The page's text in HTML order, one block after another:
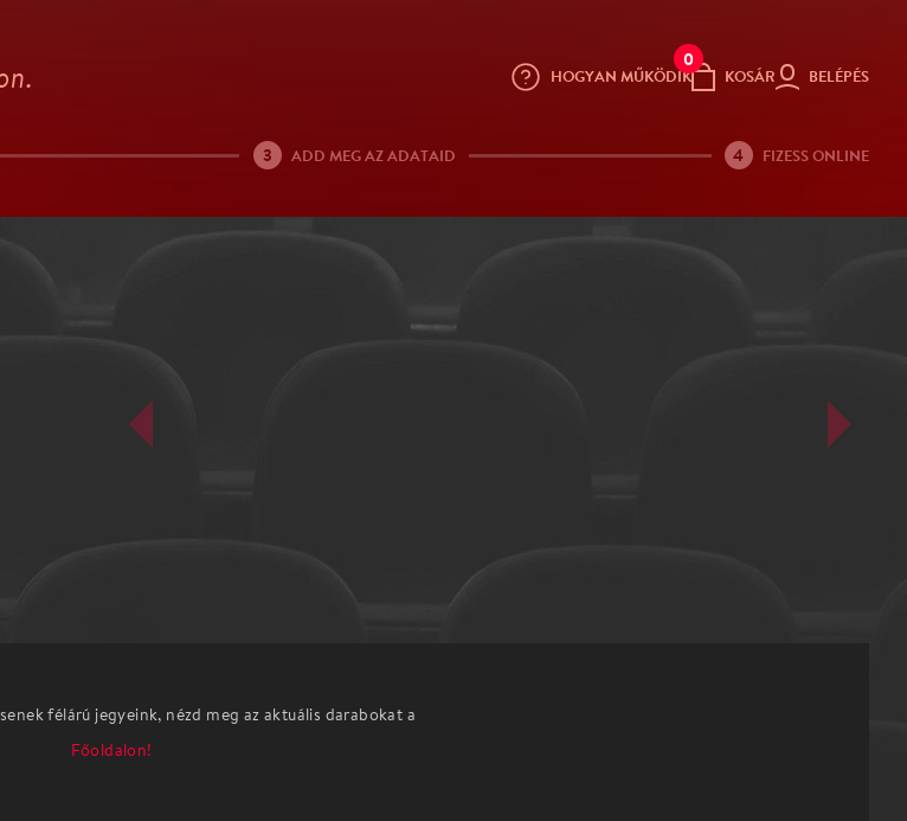
HOGYAN MŰKÖDIK
0
KOSÁR BELÉPÉS
3 ADD MEG AZ ADATAID 4 FIZESS ONLINE
félárú jegyeink, nézd meg az aktuális darabokat a
Főoldalon!